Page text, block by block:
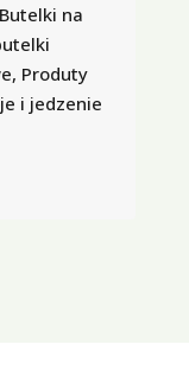
na
Produty
i jedzenie